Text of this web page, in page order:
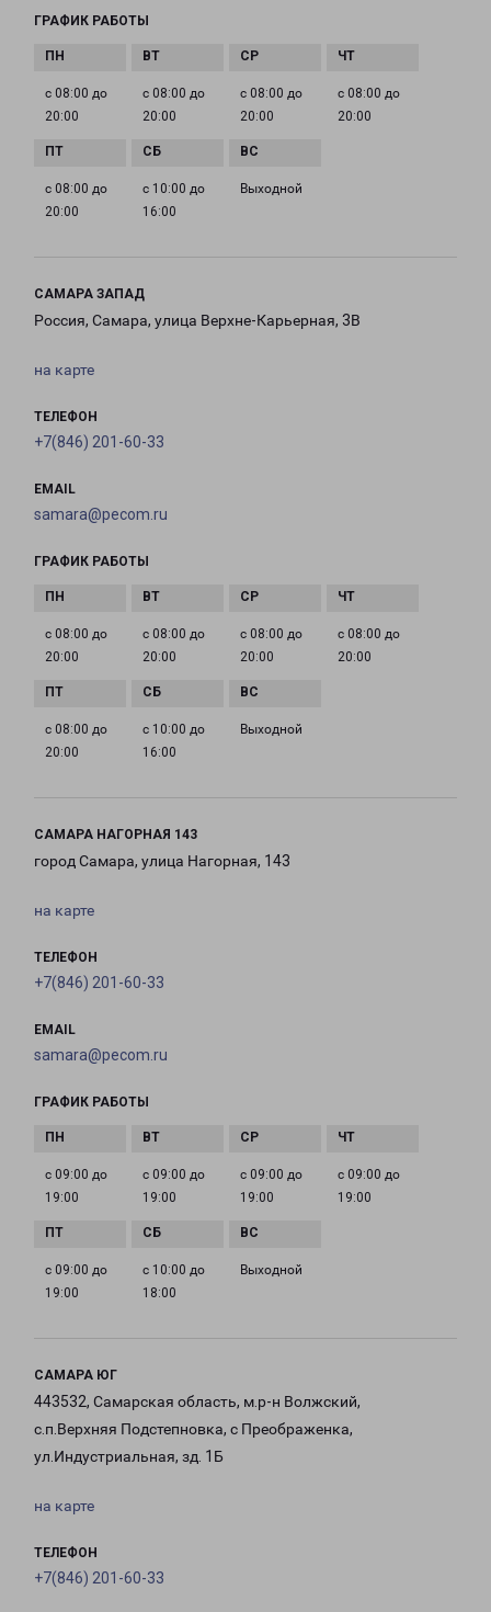
ГРАФИК РАБОТЫ
с 08:00 до
20:00
с 08:00 до
20:00
с 08:00 до
20:00
с 08:00 до
20:00
с 08:00 до
20:00
с 10:00 до
16:00
Выходной
САМАРА ЗАПАД
Россия, Самара, улица Верхне-Карьерная, 3В
на карте
ТЕЛЕФОН
+7(846) 201-60-33
EMAIL
samara@pecom.ru
ГРАФИК РАБОТЫ
с 08:00 до
20:00
с 08:00 до
20:00
с 08:00 до
20:00
с 08:00 до
20:00
с 08:00 до
20:00
с 10:00 до
16:00
Выходной
САМАРА НАГОРНАЯ 143
город Самара, улица Нагорная, 143
на карте
ТЕЛЕФОН
+7(846) 201-60-33
EMAIL
samara@pecom.ru
ГРАФИК РАБОТЫ
с 09:00 до
19:00
с 09:00 до
19:00
с 09:00 до
19:00
с 09:00 до
19:00
с 09:00 до
19:00
с 10:00 до
18:00
Выходной
САМАРА ЮГ
443532, Самарская область, м.р-н Волжский,
с.п.Верхняя Подстепновка, с Преображенка,
ул.Индустриальная, зд. 1Б
на карте
ТЕЛЕФОН
+7(846) 201-60-33